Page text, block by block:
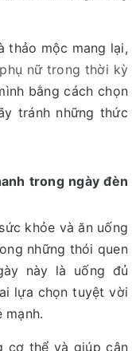
thảo mộc mang lại,
phụ nữ trong thời kỳ
bằng cách chọn
tránh những thức
trong ngày đèn
khỏe và ăn uống
những thói quen
này là uống đủ
lựa chọn tuyệt vời
cơ thể và giúp cân